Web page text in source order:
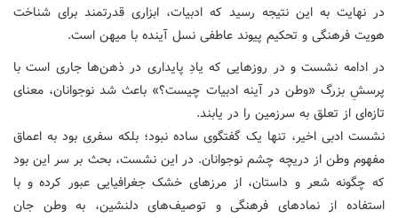
در نهایت به این نتیجه رسید که ادبیات، ابزاری قدرتمند برای شناخت
هویت فرهنگی و تحکیم پیوند عاطفی نسل آینده با میهن است.
در ادامه نشست و در روزهایی که یادِ پایداری در ذهن‌ها جاری است با
پرسشِ بزرگ «وطن در آینه ادبیات چیست؟» باعث شد نوجوانان، معنای
تازه‌ای از تعلق به سرزمین را در یابند.
نشست ادبی اخیر، تنها یک گفتگوی ساده نبود؛ بلکه سفری بود به اعماق
مفهوم وطن از دریچه چشم نوجوانان. در این نشست، بحث بر سر این بود
که چگونه شعر و داستان، از مرزهای خشک جغرافیایی عبور کرده و با
استفاده از نمادهای فرهنگی و توصیف‌های دلنشین، به وطن جان